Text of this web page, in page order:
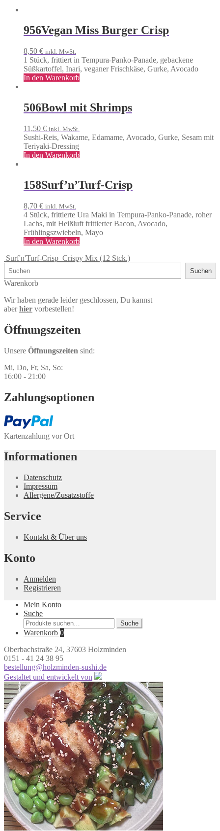
956Vegan Miss Burger Crisp
8,50 € inkl. MwSt.
1 Stück, frittiert in Tempura-Panko-Panade, gebackene
Süßkartoffel, Inari, veganer Frischkäse, Gurke, Avocado
In den Warenkorb
506Bowl mit Shrimps
11,50 € inkl. MwSt.
Sushi-Reis, Wakame, Edamame, Avocado, Gurke, Sesam mit
Teriyaki-Dressing
In den Warenkorb
158Surf’n’Turf-Crisp
8,70 € inkl. MwSt.
4 Stück, frittierte Ura Maki in Tempura-Panko-Panade, roher
Lachs, mit Heißluft frittierter Bacon, Avocado,
Frühlingszwiebeln, Mayo
In den Warenkorb
Surf'n'Turf-Crisp Crispy Mix (12 Stck.)
Suchen
Suchen
Warenkorb
Wir haben gerade leider geschlossen, Du kannst
aberhier vorbestellen!
Öffnungs­zeiten
Unsere Öffnungszeiten sind:
Mi, Do, Fr, Sa, So:
16:00 - 21:00
Zahlungs­optionen
Kartenzahlung vor Ort
Informationen
Datenschutz
Impressum
Allergene/Zusatzstoffe
Service
Kontakt & Über uns
Konto
Anmelden
Registrieren
Mein Konto
Suche
Suche
nach:
Suche
Warenkorb 0
Oberbachstraße 24, 37603 Holzminden
0151 - 41 24 38 95
bestellung@holzminden-sushi.de
Gestaltet und entwickelt von